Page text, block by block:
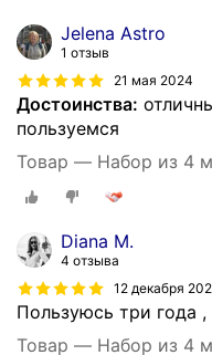
Jelena Astro
1 отзыв
21 мая 2024
Достоинства:
пользуемся
Товар — Набор из 4
Diana M.
4 отзыва
12 декабря
Пользуюсь три года ,
Товар — Набор из 4